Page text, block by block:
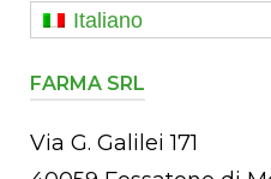
Italiano
FARMA SRL
Via G. Galilei 171